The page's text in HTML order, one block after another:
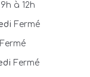
9h à 12h
Fermé
Fermé
Fermé